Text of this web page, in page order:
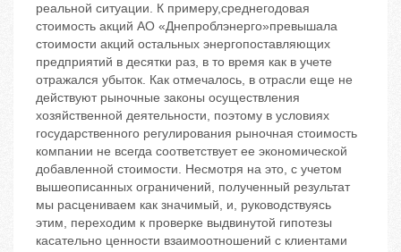
реальной ситуации. К примеру,среднегодовая
стоимость акций АО «Днепроблэнерго»превышала
стоимости акций остальных энергопоставляющих
предприятий в десятки раз, в то время как в учете
отражался убыток. Как отмечалось, в отрасли еще не
действуют рыночные законы осуществления
хозяйственной деятельности, поэтому в условиях
государственного регулирования рыночная стоимость
компании не всегда соответствует ее экономической
добавленной стоимости. Несмотря на это, с учетом
вышеописанных ограничений, полученный результат
мы расцениваем как значимый, и, руководствуясь
этим, переходим к проверке выдвинутой гипотезы
касательно ценности взаимоотношений с клиентами